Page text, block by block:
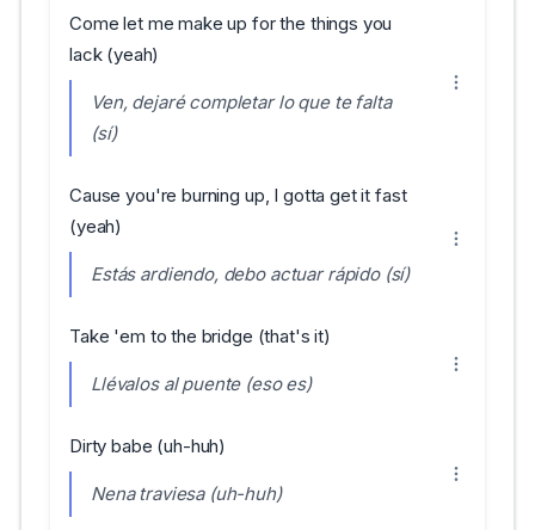
Come let me make up for the things you
lack (yeah)
Ven, dejaré completar lo que te falta
(sí)
Cause you're burning up, I gotta get it fast
(yeah)
Estás ardiendo, debo actuar rápido (sí)
Take 'em to the bridge (that's it)
Llévalos al puente (eso es)
Dirty babe (uh-huh)
Nena traviesa (uh-huh)